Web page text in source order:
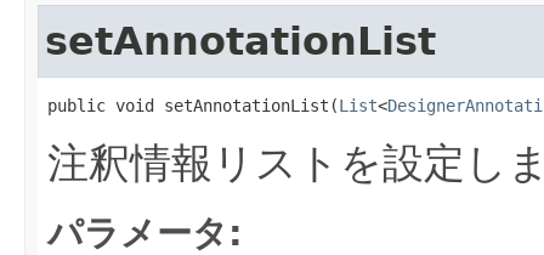
setAnnotationList
public void setAnnotationList(List<
注釈情報リストを設定し
パラメータ: